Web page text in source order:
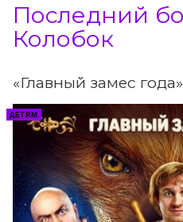
Последний
Колобок
«Главный замес года»
ДЕТЯМ